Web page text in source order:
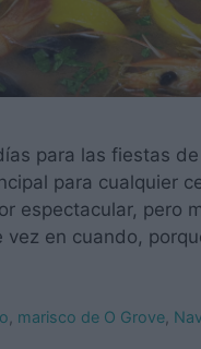
para las fiestas
para cualquier
espectacular, pero
vez en cuando,
marisco de O Grove